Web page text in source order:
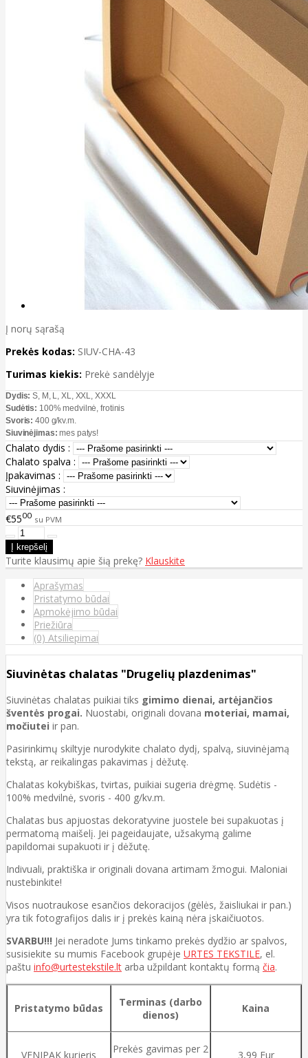
Į norų sąrašą
Prekės kodas: SIUV-CHA-43
Turimas kiekis: Prekė sandėlyje
Dydis:S, M, L, XL, XXL, XXXL
Sudėtis: 100% medvilnė, frotinis
Svoris: 400 g/kv.m.
Siuvinėjimas: mes patys!
Chalato dydis :
Chalato spalva :
Įpakavimas :
Siuvinėjimas :
€5500 su PVM
Turite klausimų apie šią prekę? Klauskite
Aprašymas
Pristatymo būdai
Apmokėjimo būdai
Priežiūra
(0) Atsiliepimai
Siuvinėtas chalatas "Drugelių plazdenimas"
Siuvinėtas chalatas puikiai tiks gimimo dienai, artėjančios
šventės progai. Nuostabi, originali dovana moteriai, mamai,
močiutei ir pan.
Pasirinkimų skiltyje nurodykite chalato dydį, spalvą, siuvinėjamą
tekstą, ar reikalingas pakavimas į dėžutę.
Chalatas kokybiškas, tvirtas, puikiai sugeria drėgmę. Sudėtis -
100% medvilnė, svoris - 400 g/kv.m.
Chalatas bus apjuostas dekoratyvine juostele bei supakuotas į
permatomą maišelį. Jei pageidaujate, užsakymą galime
papildomai supakuoti ir į dėžutę.
Indivuali, praktiška ir originali dovana artimam žmogui. Maloniai
nustebinkite!
Visos nuotraukose esančios dekoracijos (gėlės, žaisliukai ir pan.)
yra tik fotografijos dalis ir į prekės kainą nėra įskaičiuotos.
SVARBU!!! Jei neradote Jums tinkamo prekės dydžio ar spalvos,
susisiekite su mumis Facebook grupėje URTES TEKSTILE, el.
paštu info@urtestekstile.lt arba užpildant kontaktų formą čia.
Pristatymo būdas
Terminas (darbo
dienos)
Kaina
VENIPAK kurjeris
Prekės gavimas per 2
3,99 Eur